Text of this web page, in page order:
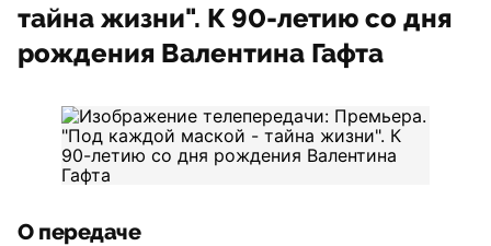
тайна жизни". К 90-летию со дня
рождения Валентина Гафта
О передаче